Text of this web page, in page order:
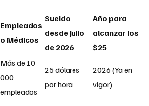
Empleados
o Médicos
Sueldo
desde Julio
de 2026
Año para
alcanzar los
$25
Más de 10
000
empleados
25 dólares
por hora
2026 (Ya en
vigor)